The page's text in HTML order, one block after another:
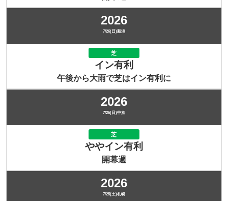
2026
7/26(日)新潟
芝
イン有利
午後から大雨で芝はイン有利に
2026
7/26(日)中京
芝
ややイン有利
開幕週
2026
7/25(土)札幌